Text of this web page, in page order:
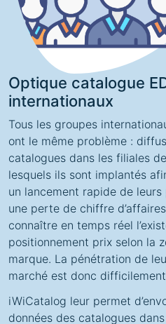
Optique catalogue
internationaux
Tous les groupes
ont le même problème :
catalogues dans les filiales
lesquels ils sont implantés
un lancement rapide de
une perte de chiffre
connaître en temps réel
positionnement prix selon la
marque. La pénétration de
marché est donc
iWiCatalog leur permet
données des catalogues